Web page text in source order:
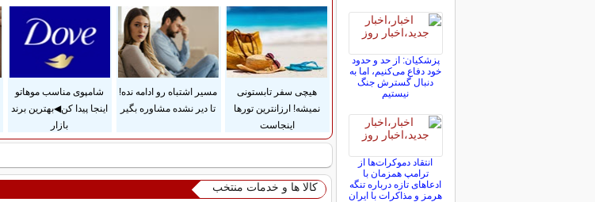
هیچی سفر تابستونی
نمیشه! ارزانترین تورها
اینجاست
مسیر اشتباه رو ادامه نده!
تا دیر نشده مشاوره بگیر
شامپوی مناسب موهاتو
اینجا پیدا کن◀بهترین برند
بازار
کالا ها و خدمات منتخب
پزشکیان: از حد و حدود
خود دفاع می‌کنیم، اما به
دنبال گسترش جنگ
نیستیم
انتقاد دموکرات‌ها از
ترامپ همزمان با
ادعاهای تازه درباره تنگه
هرمز و مذاکرات با ایران